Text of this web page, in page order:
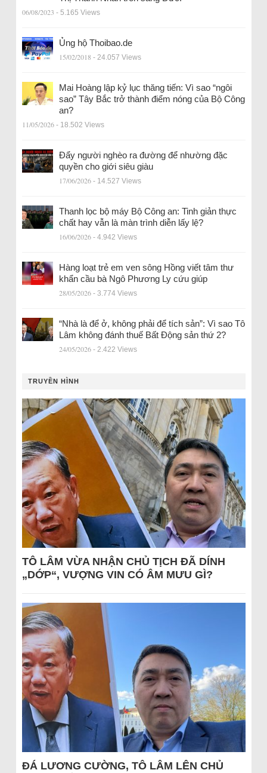
06/08/2023 - 5.165 Views
Ủng hộ Thoibao.de
15/02/2018 - 24.057 Views
Mai Hoàng lập kỷ lục thăng tiến: Vì sao “ngôi
sao” Tây Bắc trở thành điểm nóng của Bộ Công
an?
11/05/2026 - 18.502 Views
Đẩy người nghèo ra đường để nhường đặc
quyền cho giới siêu giàu
17/06/2026 - 14.527 Views
Thanh lọc bộ máy Bộ Công an: Tinh giản thực
chất hay vẫn là màn trình diễn lấy lệ?
16/06/2026 - 4.942 Views
Hàng loạt trẻ em ven sông Hồng viết tâm thư
khẩn cầu bà Ngô Phương Ly cứu giúp
28/05/2026 - 3.774 Views
“Nhà là để ở, không phải để tích sản”: Vì sao Tô
Lâm không đánh thuế Bất Động sản thứ 2?
24/05/2026 - 2.422 Views
TRUYỀN HÌNH
TÔ LÂM VỪA NHẬN CHỦ TỊCH ĐÃ DÍNH
„DỚP“, VƯỢNG VIN CÓ ÂM MƯU GÌ?
ĐÁ LƯƠNG CƯỜNG, TÔ LÂM LÊN CHỦ